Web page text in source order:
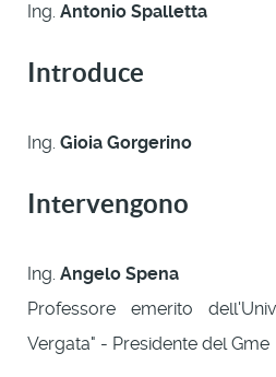
Ing. Antonio Spalletta
Introduce
Ing. Gioia Gorgerino
Intervengono
Ing. Angelo Spena
Professore emerito
Vergata" - Presidente del Gme